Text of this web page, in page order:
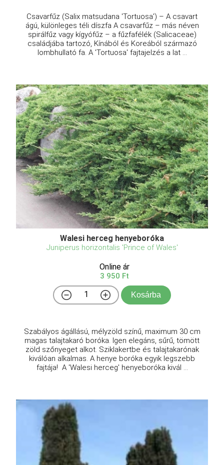
Csavarfűz (Salix matsudana 'Tortuosa') – A csavart
ágú, különleges téli díszfa A csavarfűz – más néven
spirálfűz vagy kígyófűz – a fűzfafélék (Salicaceae)
családjába tartozó, Kínából és Koreából származó
lombhullató fa. A 'Tortuosa' fajtajelzés a lat ...
Walesi herceg henyeboróka
Juniperus horizontalis 'Prince of Wales'
Online ár
3 950 Ft
Kosárba
Szabályos ágállású, mélyzöld színű, maximum 30 cm
magas talajtakaró boróka. Igen elegáns, sűrű, tömött
zöld szőnyeget alkot. Sziklakertbe és talajtakarónak
kiválóan alkalmas. A henye boróka egyik legszebb
fajtája! A 'Walesi herceg' henyeboróka kivál ...